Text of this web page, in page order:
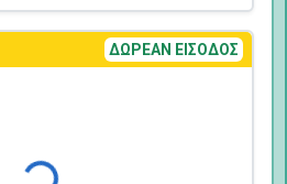
ΔΩΡΕΑΝ ΕΙΣΟΔΟΣ